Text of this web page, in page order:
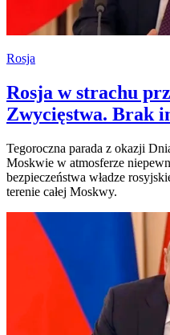
Rosja
Rosja w strachu
Zwycięstwa. Brak
Tegoroczna parada z okazji
Moskwie w atmosferze
bezpieczeństwa władze
terenie całej Moskwy.